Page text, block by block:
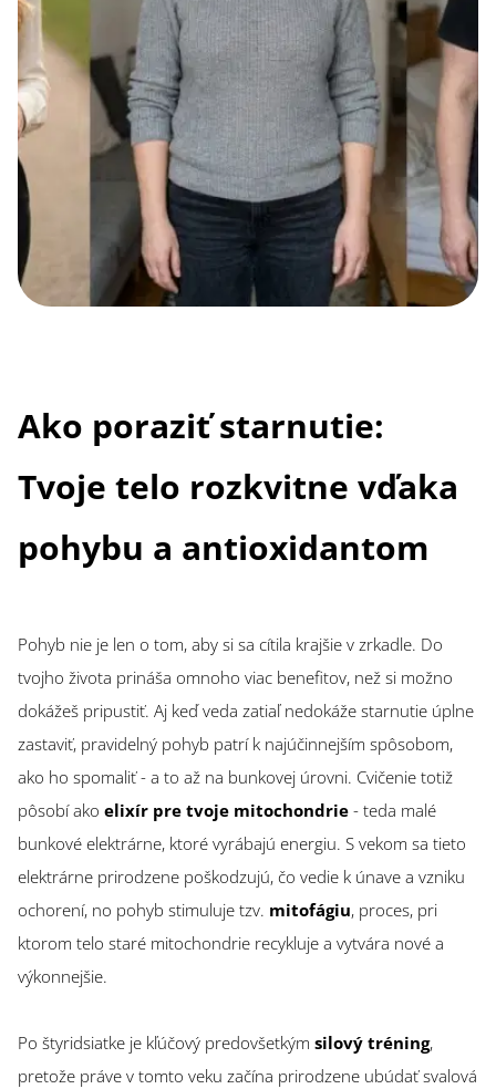
Ako poraziť starnutie:
Tvoje telo rozkvitne vďaka
pohybu a antioxidantom
Pohyb nie je len o tom, aby si sa cítila krajšie v zrkadle. Do
tvojho života prináša omnoho viac benefitov, než si možno
dokážeš pripustiť. Aj keď veda zatiaľ nedokáže starnutie úplne
zastaviť, pravidelný pohyb patrí k najúčinnejším spôsobom,
ako ho spomaliť - a to až na bunkovej úrovni. Cvičenie totiž
pôsobí ako elixír pre tvoje mitochondrie - teda malé
bunkové elektrárne, ktoré vyrábajú energiu. S vekom sa tieto
elektrárne prirodzene poškodzujú, čo vedie k únave a vzniku
ochorení, no pohyb stimuluje tzv. mitofágiu, proces, pri
ktorom telo staré mitochondrie recykluje a vytvára nové a
výkonnejšie.
Po štyridsiatke je kľúčový predovšetkým silový tréning,
pretože práve v tomto veku začína prirodzene ubúdať svalová